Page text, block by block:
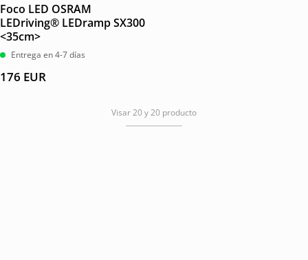
Foco LED OSRAM
LEDriving® LEDramp SX300
<35cm>
Entrega en 4-7 días
176 EUR
Visar 20 y 20 producto